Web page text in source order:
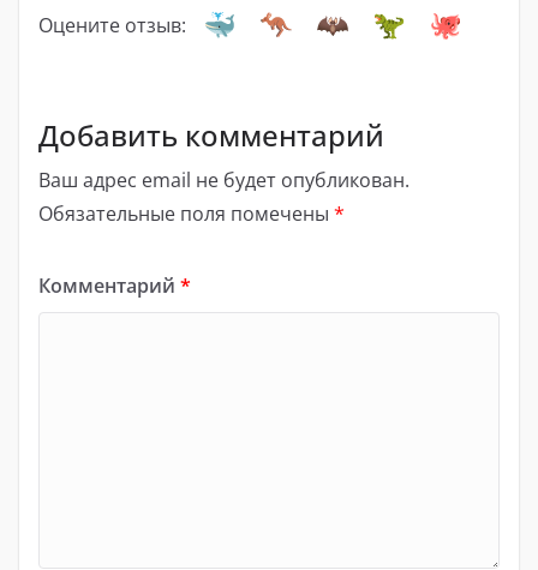
Оцените отзыв:
Добавить комментарий
Ваш адрес email не будет опубликован.
Обязательные поля помечены *
Комментарий *